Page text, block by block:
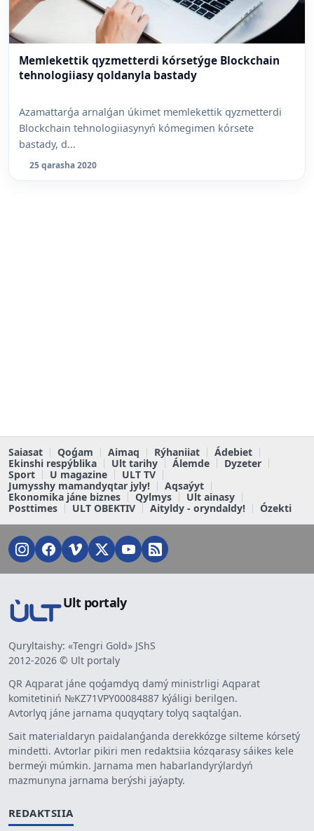
Memlekettik qyzmetterdi kórsetýge Blockchain
tehnologiiasy qoldanyla bastady
Azamattarǵa arnalǵan úkimet memlekettik qyzmetterdi
Blockchain tehnologiiasynyń kómegimen kórsete
bastady, d...
25 qarasha 2020
Saiasat Qoǵam Aimaq Rýhaniiat
Ádebiet
Ekinshi respýblika
Ult tarihy Álemde
Dyzeter
Sport
U magazine
ULT TV
Jumysshy mamandyqtar jyly!
Aqsaýyt
Ekonomika jáne biznes
Qylmys
Ult ainasy
Posttimes
ULT OBEKTIV Aityldy - oryndaldy! Ózekti
Ult portaly
Quryltaishy: «Tengri Gold» JShS
2012-2026 © Ult portaly
QR Aqparat jáne qoǵamdyq damý ministrligi Aqparat
komitetiniń №KZ71VPY00084887 kýáligi berilgen.
Avtorlyq jáne jarnama quqyqtary tolyq saqtalǵan.
Sait materialdaryn paidalanǵanda derekkózge silteme kórsetý
mindetti. Avtorlar pikiri men redaktsiia kózqarasy sáikes kele
bermeýi múmkin. Jarnama men habarlandyrýlardyń
mazmunyna jarnama berýshi jaýapty.
REDAKTSIIA